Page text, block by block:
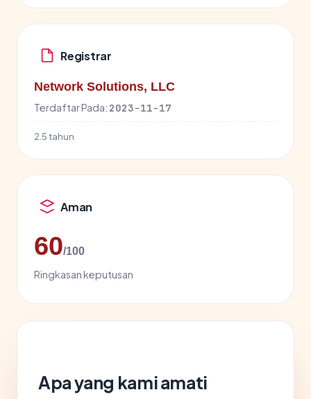
Registrar
Network Solutions, LLC
Terdaftar Pada: 2023-11-17
2.5 tahun
Aman
60/100
Ringkasan keputusan
Apa yang kami amati